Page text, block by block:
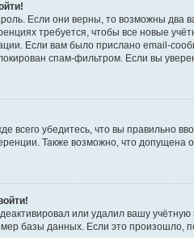
Если они верны, то возможны два
требуется, чтобы все новые
Если вам было прислано email-
спам-фильтром. Если вы
всего убедитесь, что вы правильно
Также возможно, что
или удалил вашу
базы данных. Если это произошло,